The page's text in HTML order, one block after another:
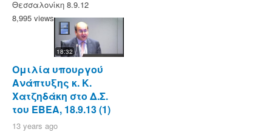
Θεσσαλονίκη 8.9.12
8,995 views
18:32
Ομιλία υπουργού
Ανάπτυξης κ. Κ.
Χατζηδάκη στο Δ.Σ.
του ΕΒΕΑ, 18.9.13 (1)
13 years ago